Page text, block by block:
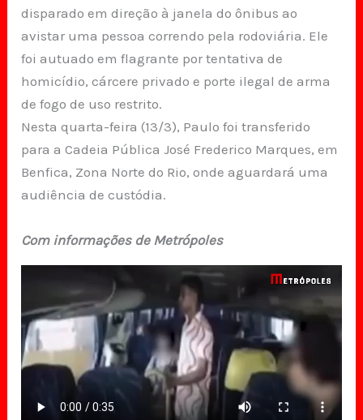
disparado em direção à janela do ônibus ao
avistar uma pessoa correndo pela rodoviária. Ele
foi autuado em flagrante por tentativa de
homicídio, cárcere privado e porte ilegal de arma
de fogo de uso restrito.
Nesta quarta-feira (13/3), Paulo foi transferido
para a Cadeia Pública José Frederico Marques, em
Benfica, Zona Norte do Rio, onde aguardará uma
audiência de custódia.
Com informações de Metrópoles